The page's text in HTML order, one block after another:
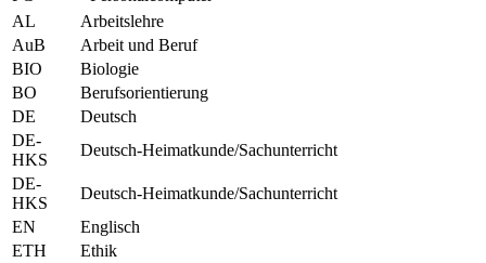
AL
Arbeitslehre
AuB
Arbeit und Beruf
BIO
Biologie
BO
Berufsorientierung
DE
Deutsch
DE-
HKS
Deutsch-Heimatkunde/Sachunterricht
DE-
HKS
Deutsch-Heimatkunde/Sachunterricht
EN
Englisch
ETH
Ethik